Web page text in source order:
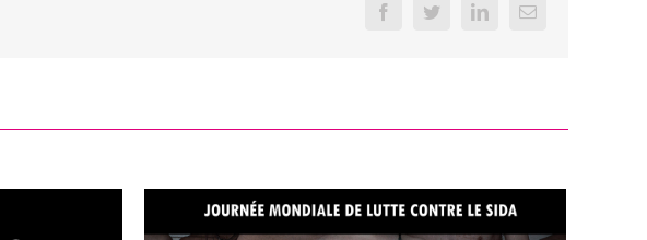
FacebookTwitterLinkedInEmail